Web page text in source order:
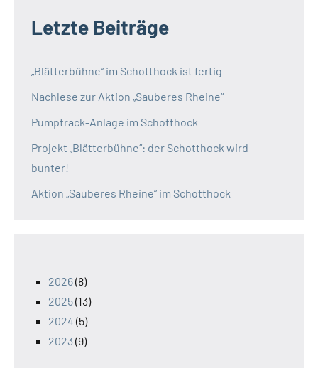
Letzte Beiträge
„Blätterbühne“ im Schotthock ist fertig
Nachlese zur Aktion „Sauberes Rheine“
Pumptrack-Anlage im Schotthock
Projekt „Blätterbühne“: der Schotthock wird
bunter!
Aktion „Sauberes Rheine“ im Schotthock
2026(8)
2025(13)
2024 (5)
2023(9)